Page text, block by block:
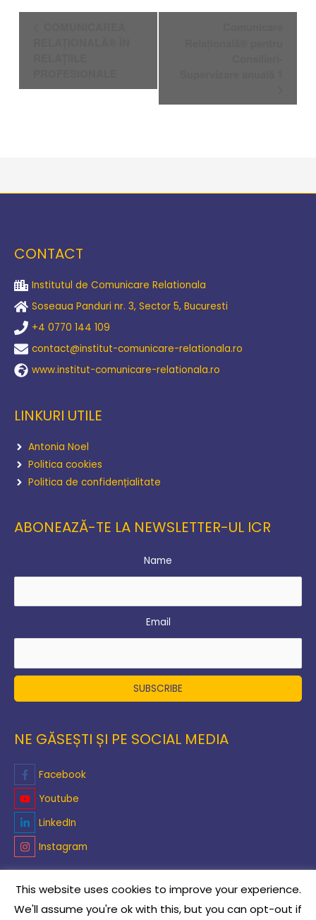
CONTACT
Institutul de Comunicare Relationala
Soseaua Panduri nr. 3, Sector 5, Bucuresti
+4 0770 144 109
contact@institut-comunicare-relationala.ro
www.institut-comunicare-relationala.ro
LINKURI UTILE
Antonia Noel
Politica cookies
Politica de confidențialitate
ABONEAZĂ-TE LA NEWSLETTER-UL ICR
Name
Email
NE GĂSEȘTI ȘI PE SOCIAL MEDIA
Facebook
Youtube
LinkedIn
Instagram
This website uses cookies to improve your experience.
We'll assume you're ok with this, but you can opt-out if